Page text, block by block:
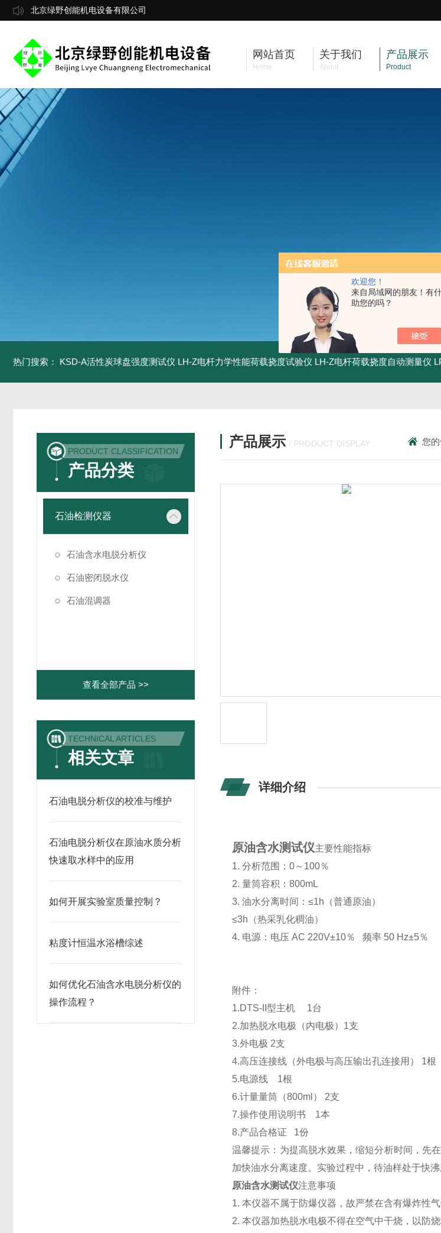
欢迎您！
来自局域网的朋友！有
助您的吗？
北京绿野创能机电设备有限公司
网站首页
Home
关于我们
About
产品展示
Product
热门搜索： KSD-A活性炭球盘强度测试仪 LH-Z电杆力学性能荷载挠度试验仪 LH-Z电杆荷载挠度自动测量仪
PRODUCT CLASSIFICATION
产品分类
石油检测仪器
石油含水电脱分析仪
石油密闭脱水仪
石油混调器
查看全部产品 >>
TECHNICAL ARTICLES
相关文章
石油电脱分析仪的校准与维护
石油电脱分析仪在原油水质分析
快速取水样中的应用
如何开展实验室质量控制？
粘度计恒温水浴槽综述
如何优化石油含水电脱分析仪的
操作流程？
产品展示 / PRODUCT DISPLAY 您
详细介绍
原油含水测试仪主要性能指标
1. 分析范围：0～100％
2. 量筒容积：800mL
3. 油水分离时间：≤1h（普通原油）
≤3h（热采乳化稠油）
4. 电源：电压 AC 220V±10％ 频率 50 Hz±5％
附件：
1.DTS-II型主机 1台
2.加热脱水电极（内电极）1支
3.外电极 2支
4.高压连接线（外电极与高压输出孔连接用） 1根
5.电源线 1根
6.计量量筒（800ml） 2支
7.操作使用说明书 1本
8.产品合格证 1份
温馨提示：为提高脱水效果，缩短分析时间，先
加快油水分离速度。实验过程中，待油样处于快
原油含水测试仪注意事项
1. 本仪器不属于防爆仪器，故严禁在含有爆炸性气
2. 本仪器加热脱水电极不得在空气中干烧，以防烧